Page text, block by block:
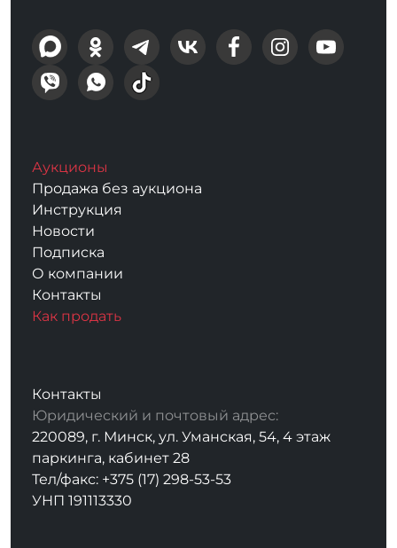
Аукционы
Продажа без аукциона
Инструкция
Новости
Подписка
О компании
Контакты
Как продать
Контакты
Юридический и почтовый адрес:
220089, г. Минск, ул. Уманская, 54, 4 этаж
паркинга, кабинет 28
Тел/факс: +375 (17) 298-53-53
УНП 191113330